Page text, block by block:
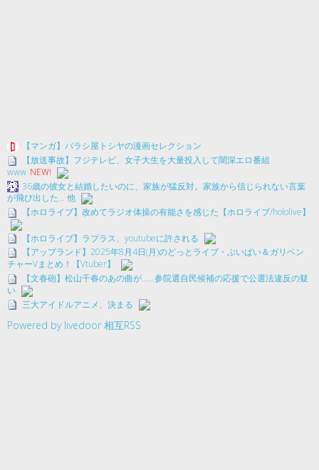
【マンガ】バラシ屋トシヤの漫画セレクション
【放送事故】フジテレビ、女子大生を大量投入して闇深エロ番組
www NEW!
36歳の彼女と結婚したいのに、家族が猛反対。家族から信じられない言葉
が飛び出した… 他
【ホロライブ】改めてラジオ体操の有能さを感じた【ホロライブ/hololive】
【ホロライブ】ラプラス、youtubeに許される
【アップランド】2025年8月4日(月)のどっとライブ・ぶいぱい＆ガリベン
チャーVまとめ！【Vtuber】
【文春砲】松山千春のあの曲が……参院選自民候補の応援で公選法違反の疑
い
三大アイドルアニメ、決まる
Powered by livedoor 相互RSS